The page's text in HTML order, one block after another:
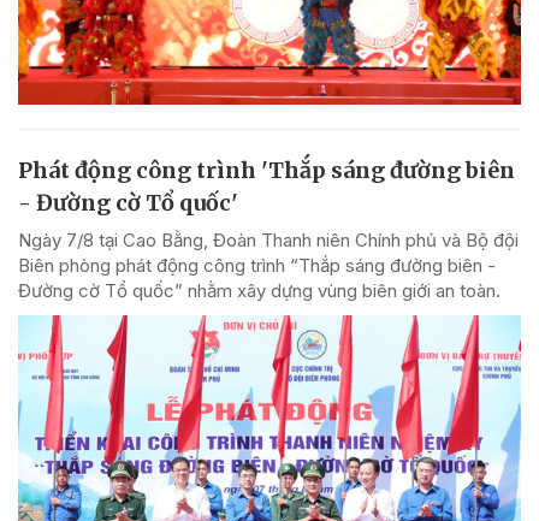
Phát động công trình 'Thắp sáng đường biên
- Đường cờ Tổ quốc'
Ngày 7/8 tại Cao Bằng, Đoàn Thanh niên Chính phủ và Bộ đội
Biên phòng phát động công trình “Thắp sáng đường biên -
Đường cờ Tổ quốc” nhằm xây dựng vùng biên giới an toàn.